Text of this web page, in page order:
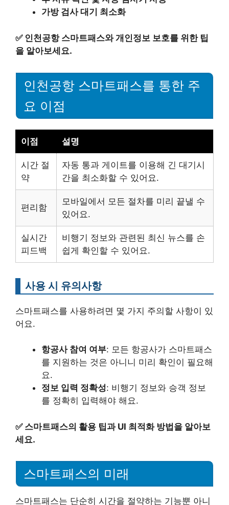
가방 검사 대기 최소화
✅ 인천공항 스마트패스와 개인정보 보호를 위한 팁
을 알아보세요.
인천공항 스마트패스를 통한 주
요 이점
이점 설명
시간 절
약
자동 통과 게이트를 이용해 긴 대기시
간을 최소화할 수 있어요.
편리함
모바일에서 모든 절차를 미리 끝낼 수
있어요.
실시간
피드백
비행기 정보와 관련된 최신 뉴스를 손
쉽게 확인할 수 있어요.
사용 시 유의사항
스마트패스를 사용하려면 몇 가지 주의할 사항이 있
어요.
항공사 참여 여부: 모든 항공사가 스마트패스
를 지원하는 것은 아니니 미리 확인이 필요해
요.
정보 입력 정확성: 비행기 정보와 승객 정보
를 정확히 입력해야 해요.
✅ 스마트패스의 활용 팁과 UI 최적화 방법을 알아보
세요.
스마트패스의 미래
스마트패스는 단순히 시간을 절약하는 기능뿐 아니